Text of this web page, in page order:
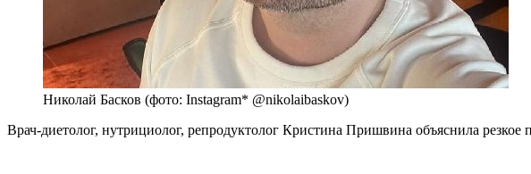
Николай Басков (фото: Instagram* @nikolaibaskov)
Врач-диетолог, нутрициолог, репродуктолог Кристина Пришвина объяснила резкое